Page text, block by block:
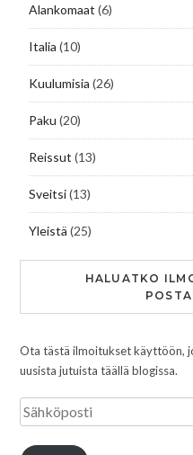
Alankomaat (6)
Italia (10)
Kuulumisia (26)
Paku (20)
Reissut (13)
Sveitsi(13)
Yleistä (25)
HALUATKO
Ota tästä ilmoitukset käyttöön,
uusista jutuista täällä blogissa.